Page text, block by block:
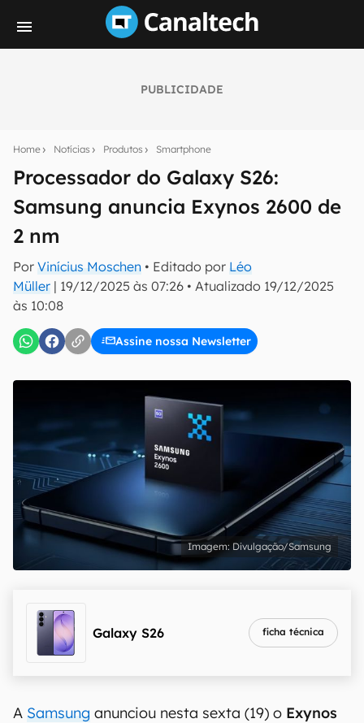
PUBLICIDADE
Home Notícias Produtos Smartphone
Processador do Galaxy S26:
Samsung anuncia Exynos 2600 de
2 nm
Por Vinícius Moschen • Editado por Léo
Müller | 19/12/2025 às 07:26 • Atualizado 19/12/2025
às 10:08
Assine nossa Newsletter
notícias e reviews sobre tecnologia em primeira
E-mail
inscreva-se
Uso e Política de Privacidade do Canaltech.
Divulgação/Samsung
Galaxy S26 ficha técnica
A Samsung anunciou nesta sexta (19) o Exynos